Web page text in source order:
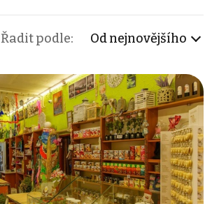
Řadit podle: Od nejnovějšího